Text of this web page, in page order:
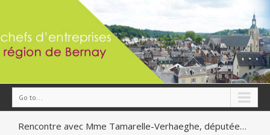
Go to...
Rencontre avec Mme Tamarelle-Verhaeghe, députée…